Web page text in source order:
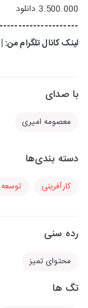
3.500.000 دانلود
لینک کانال تلگرام من: |
با صدای
معصومه امیری
دسته بندی‌ها
کارآفرینی
رده سنی
محتوای تمیز
تگ ها